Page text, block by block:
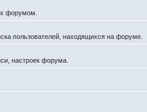
форумом.
пользователей, находящихся на форуме.
настроек форума.